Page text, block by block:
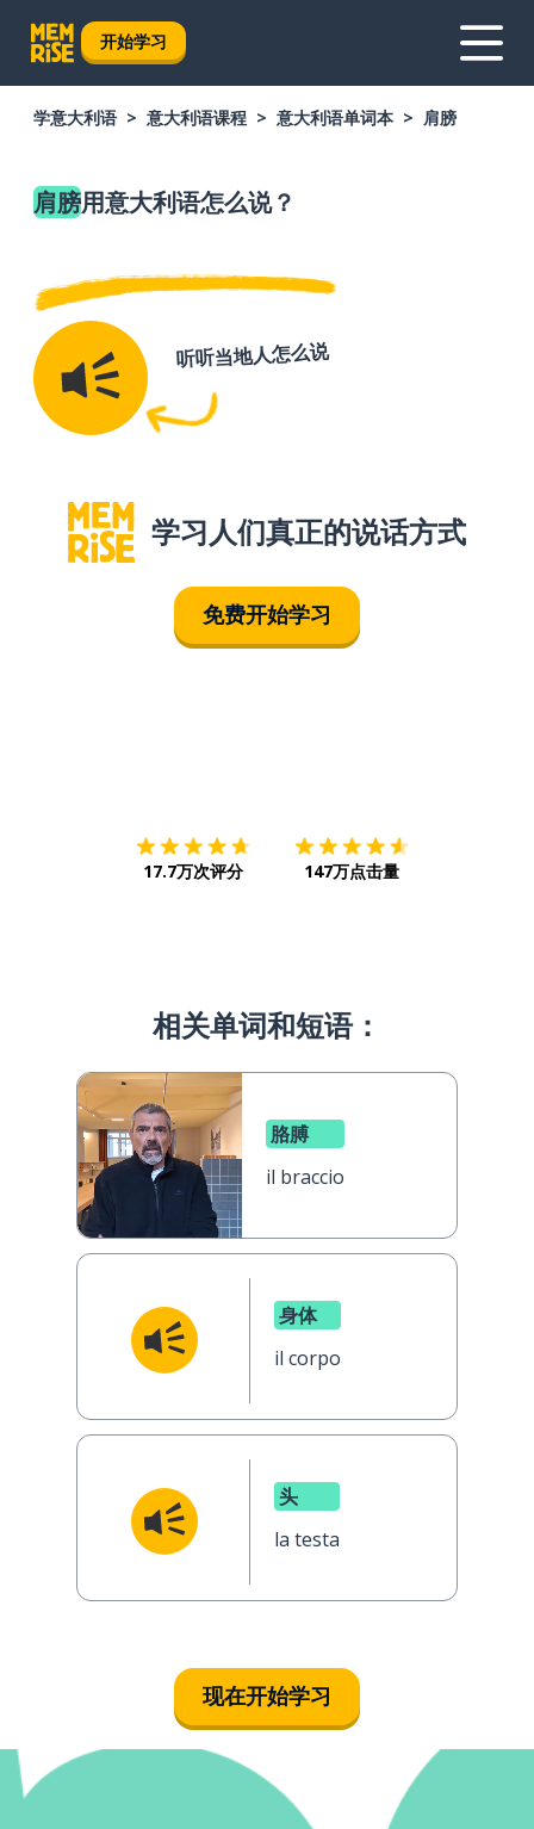
开始学习
学意大利语 意大利语课程 意大利语单词本 肩膀
肩膀用意大利语怎么说？
听听当地人怎么说
学习人们真正的说话方式
免费开始学习
17.7万次评分 147万点击量
相关单词和短语：
胳膊
il braccio
身体
il corpo
头
la testa
现在开始学习